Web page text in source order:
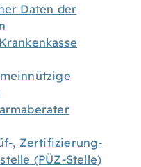
Daten der
, Zertifizierung-
(PÜZ-Stelle)